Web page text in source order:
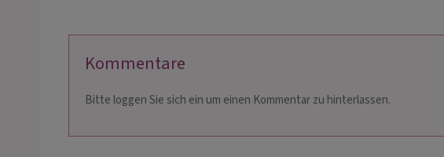
Kommentare
Bitte loggen Sie sich ein um einen Kommentar zu hinterlassen.